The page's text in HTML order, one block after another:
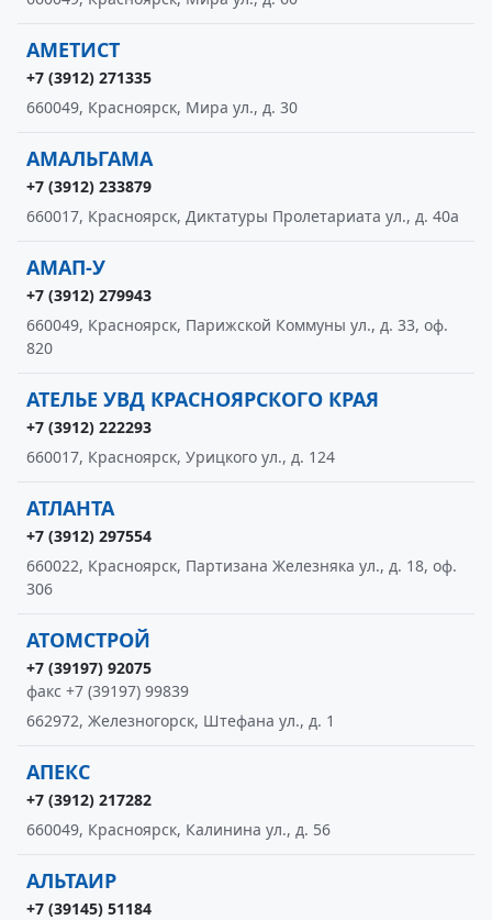
АМЕТИСТ
+7 (3912) 271335
660049, Красноярск, Мира ул., д. 30
АМАЛЬГАМА
+7 (3912) 233879
660017, Красноярск, Диктатуры Пролетариата ул., д. 40а
АМАП-У
+7 (3912) 279943
660049, Красноярск, Парижской Коммуны ул., д. 33, оф.
820
АТЕЛЬЕ УВД КРАСНОЯРСКОГО КРАЯ
+7 (3912) 222293
660017, Красноярск, Урицкого ул., д. 124
АТЛАНТА
+7 (3912) 297554
660022, Красноярск, Партизана Железняка ул., д. 18, оф.
306
АТОМСТРОЙ
+7 (39197) 92075
факс +7 (39197) 99839
662972, Железногорск, Штефана ул., д. 1
АПЕКС
+7 (3912) 217282
660049, Красноярск, Калинина ул., д. 56
АЛЬТАИР
+7 (39145) 51184